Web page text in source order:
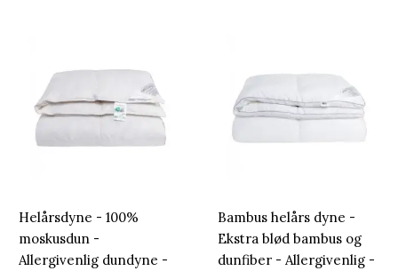
Helårsdyne - 100%
moskusdun -
Allergivenlig dundyne -
Bambus helårs dyne -
Ekstra blød bambus og
dunfiber - Allergivenlig -